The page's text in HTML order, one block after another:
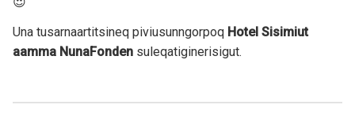
Una tusarnaartitsineq piviusunngorpoq Hotel Sisimiut
aamma NunaFonden suleqatiginerisigut.